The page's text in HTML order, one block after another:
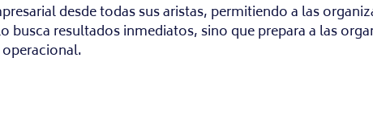
desde todas sus aristas, permitiendo a las
busca resultados inmediatos, sino que prepara a las